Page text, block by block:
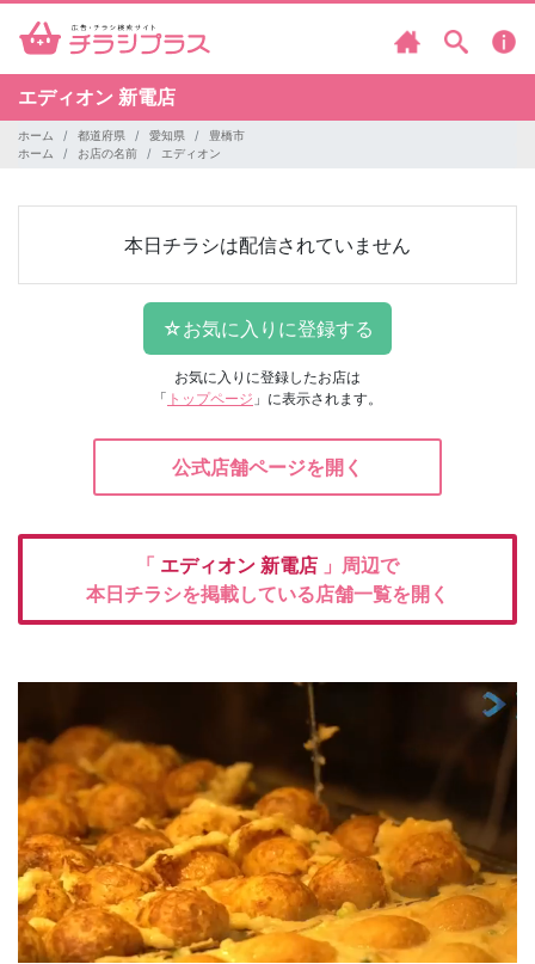
エディオン 新電店
ホーム 都道府県 愛知県
豊橋市
ホーム
お店の名前 エディオン
本日チラシは配信されていません
お気に入りに登録したお店は
「 トップページ 」に表示されます。
公式店舗ページを開く
「 エディオン 新電店 」周辺で
本日チラシを掲載している店舗一覧を開く